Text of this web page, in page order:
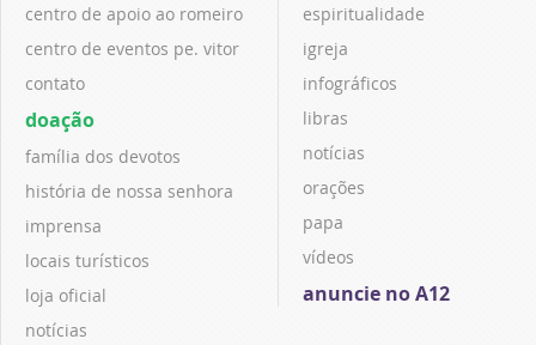
centro de apoio ao romeiro
centro de eventos pe. vitor
contato
doação
família dos devotos
história de nossa senhora
imprensa
locais turísticos
loja oficial
notícias
espiritualidade
igreja
infográficos
libras
notícias
orações
papa
vídeos
anuncie no A12